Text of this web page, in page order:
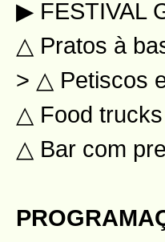
▶ FESTIVAL
△ Pratos à
> △ Petiscos
△ Food
△ Bar com